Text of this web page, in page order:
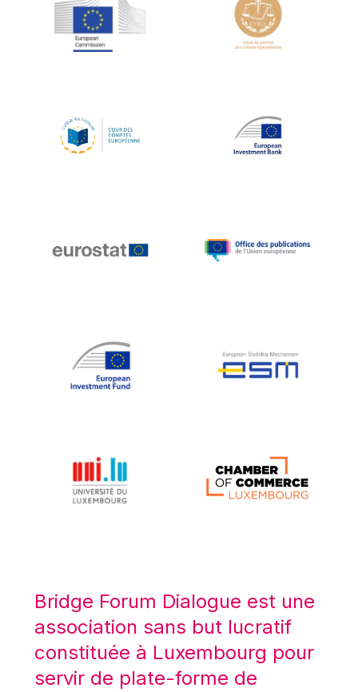
Jean-Louis Schiltz
Jean-Victor Louis
Johnny Åkerholm
Katharien L.C. Hunt
Klaus-Heiner Lehne
Koen LENAERTS
Lars Heikensten
Lucas Papademos
Máire Geoghegan-Quinn
Mario Centeno
Mario Monti
Maroš ŠEFČOVIČ
Martin Bailey
Bridge Forum Dialogue est une
association sans but lucratif
constituée à Luxembourg pour
servir de plate-forme de